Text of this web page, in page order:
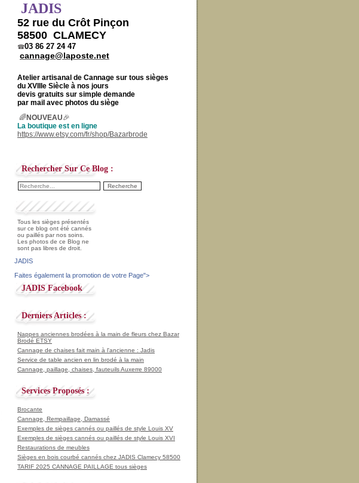
JADIS
52 rue du Crôt Pinçon
58500 CLAMECY
☎03 86 27 24 47
cannage@laposte.net
Atelier artisanal de Cannage sur tous sièges
du XVIIIe Siècle à nos jours
devis gratuits sur simple demande
par mail avec photos du siège
🌈NOUVEAU🎉
La boutique est en ligne
https://www.etsy.com/fr/shop/Bazarbrode
Rechercher Sur Ce Blog :
Tous les sièges présentés
sur ce blog ont été cannés
ou paillés par nos soins.
Les photos de ce Blog ne
sont pas libres de droit.
JADIS
Faites également la promotion de votre Page">
JADIS Facebook
Derniers Articles :
Nappes anciennes brodées à la main de fleurs chez Bazar
Brodé ETSY
Cannage de chaises fait main à l'ancienne : Jadis
Service de table ancien en lin brodé à la main
Cannage, paillage, chaises, fauteuils Auxerre 89000
Services Proposés :
Brocante
Cannage, Rempaillage, Damassé
Exemples de sièges cannés ou paillés de style Louis XV
Exemples de sièges cannés ou paillés de style Louis XVI
Restaurations de meubles
Sièges en bois courbé cannés chez JADIS Clamecy 58500
TARIF 2025 CANNAGE PAILLAGE tous sièges